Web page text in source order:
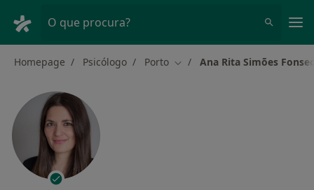
O que procura?
Homepage Psicólogo Porto Mudar de cidade
Ana Rita Simões